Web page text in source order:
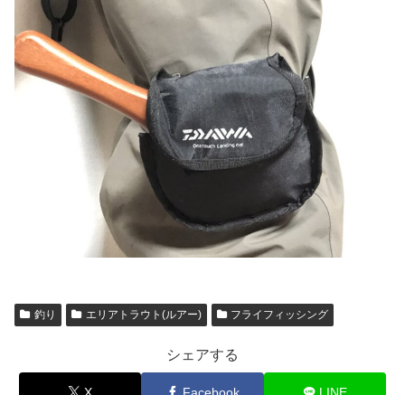
釣り エリアトラウト(ルアー) フライフィッシング
シェアする